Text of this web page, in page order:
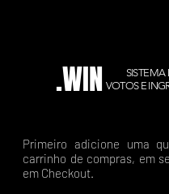
.WIN
SISTEMA
VOTOS E
Primeiro adicione uma
carrinho de compras, em
em Checkout.